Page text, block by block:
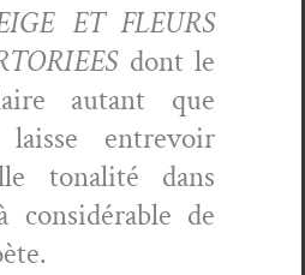
ET FLEURS
dont le
autant que
laisse entrevoir
tonal­ité dans
con­sid­érable de